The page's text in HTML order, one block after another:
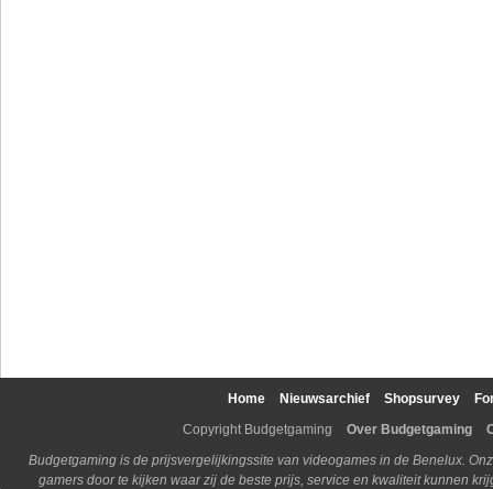
Home Nieuwsarchief Shopsurvey
Copyright Budgetgaming
Over Budgetgaming
Budgetgaming is de prijsvergelijkingssite van videogames in de Benelux.
gamers door te kijken waar zij de beste prijs, service en kwaliteit kunnen